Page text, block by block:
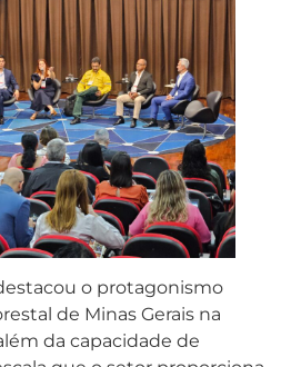
o protagonismo
de Minas Gerais na
da capacidade de